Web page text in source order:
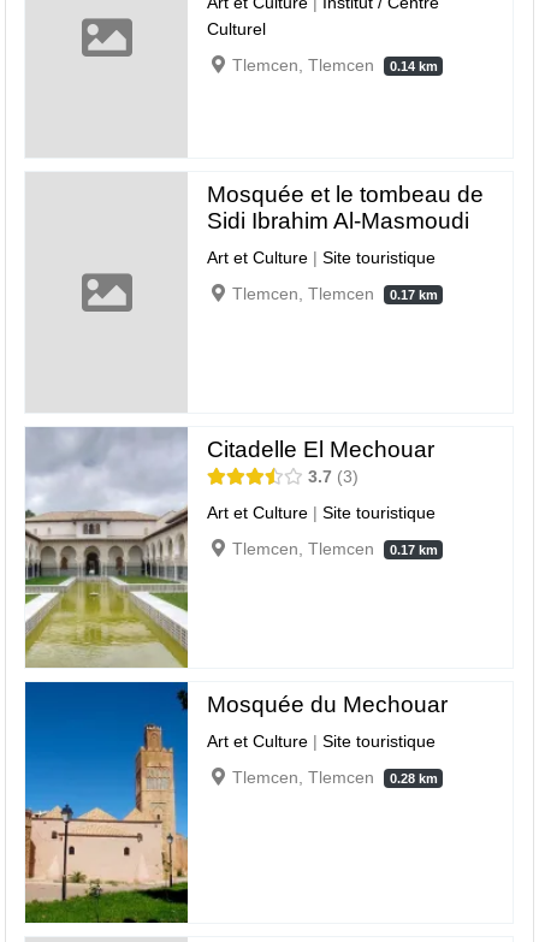
Culturel
Tlemcen, Tlemcen
0.14 km
Mosquée et le tombeau de
Sidi Ibrahim Al-Masmoudi
Art et Culture |Site touristique
Tlemcen, Tlemcen
0.17 km
Citadelle El Mechouar
3.7
3
Art et Culture |Site touristique
Tlemcen, Tlemcen
0.17 km
Mosquée du Mechouar
Art et Culture |Site touristique
Tlemcen, Tlemcen
0.28 km